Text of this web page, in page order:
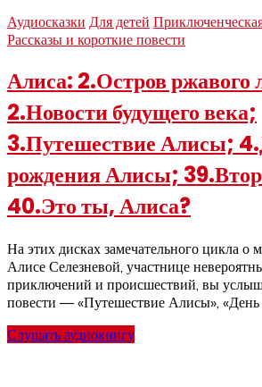
Аудиосказки Для детей
Рассказы и короткие повести
Алиса: 2.Остров ржавого
2.Новости будущего века;
3.Путешествие Алисы;
рождения Алисы;
40.Это ты, Алиса?
На этих дисках замечательного цикла о
Алисе Селезневой, участнице
приключений и происшествий, вы
повести — «Путешествие Алисы», «День
Слушать аудиокнигу